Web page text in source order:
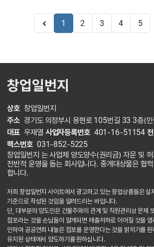
1 2 3 4 5
창업일번지
상호 창업일번지
주소 경기도 의정부시 용현로 105번길 33 3층(민
대표 우재열 사업자등록번호 401-16-51154
팩스번호 031-852-5225
창업일번지 는 사업체 양도양수(권리금) 자문 및
전반적 운영을 돕는 회사입니다. 중개대상물은 협
합니다.
저희 창업일번지 사이트에서 광고하고 있는 창업상품들은 실
기준으로 작성된 것임을 알려드리는 바입니다.
단, 대부분의 양도인은 건물주와의 관계 및 직원관리상 문제
점포라는 것을 손님들이 알게되면 매출저하로 이어질 것을
인하여 공공연희 내놓은 점포를 운영한다는 것을 밝히기를 원
유지된 상태에서 양도하기를 원하십니다.